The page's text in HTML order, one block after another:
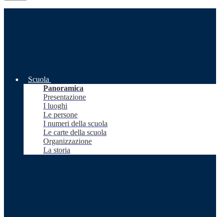
Scuola
Panoramica
Presentazione
I luoghi
Le persone
I numeri della scuola
Le carte della scuola
Organizzazione
La storia